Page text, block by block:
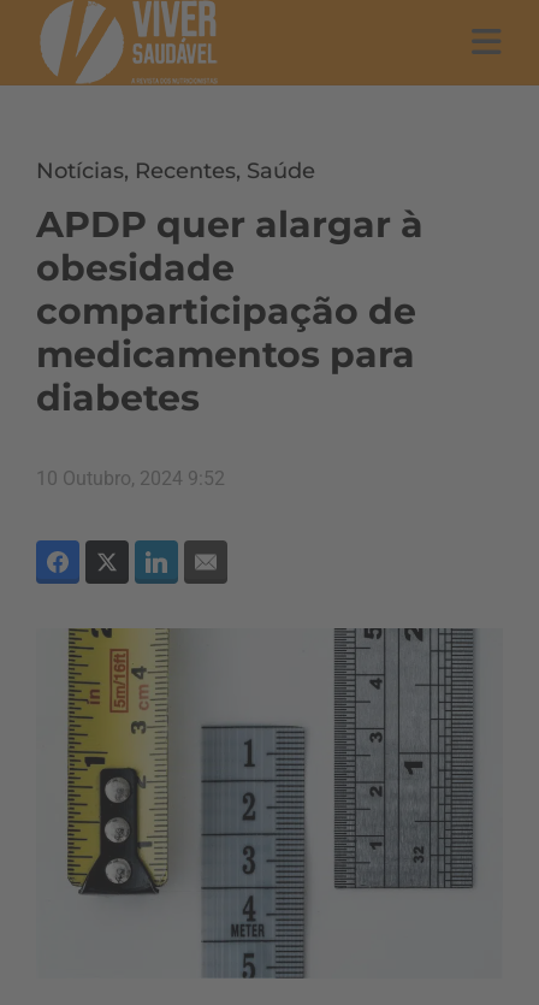
Notícias, Recentes, Saúde
APDP quer alargar à
obesidade
comparticipação de
medicamentos para
diabetes
10 Outubro, 2024 9:52